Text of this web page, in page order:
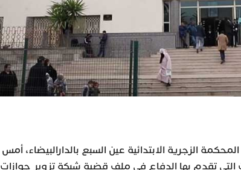
الزجرية الابتدائية عين السبع بالدارالبيضاء، أمس
التي تقدم بها الدفاع في ملف قضية شبكة تزوير جوازات